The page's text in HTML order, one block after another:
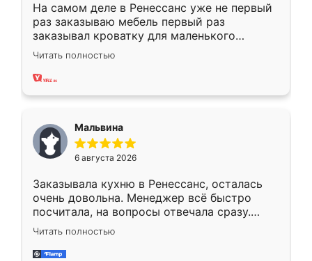
На самом деле в Ренессанс уже не первый
раз заказываю мебель первый раз
заказывал кроватку для маленького
ребёнка при его рождении ,во второй раз
заказал шкаф-купе. По качеству очень
хорошее сборка достаточно быстрая,
меньше, здесь же он более разнообразный.
Мне нравится ,если что-то потребуется из
мебели буду заказывать только здесь.
Читать полностью
Мальвина
6 августа 2026
Заказывала кухню в Ренессанс, осталась
очень довольна. Менеджер всё быстро
посчитала, на вопросы отвечала сразу.
Замерщик приехал в субботу, подошёл к
делу со всей ответственностью. Собрали
за день, ребята работали аккуратно, даже
Читать полностью